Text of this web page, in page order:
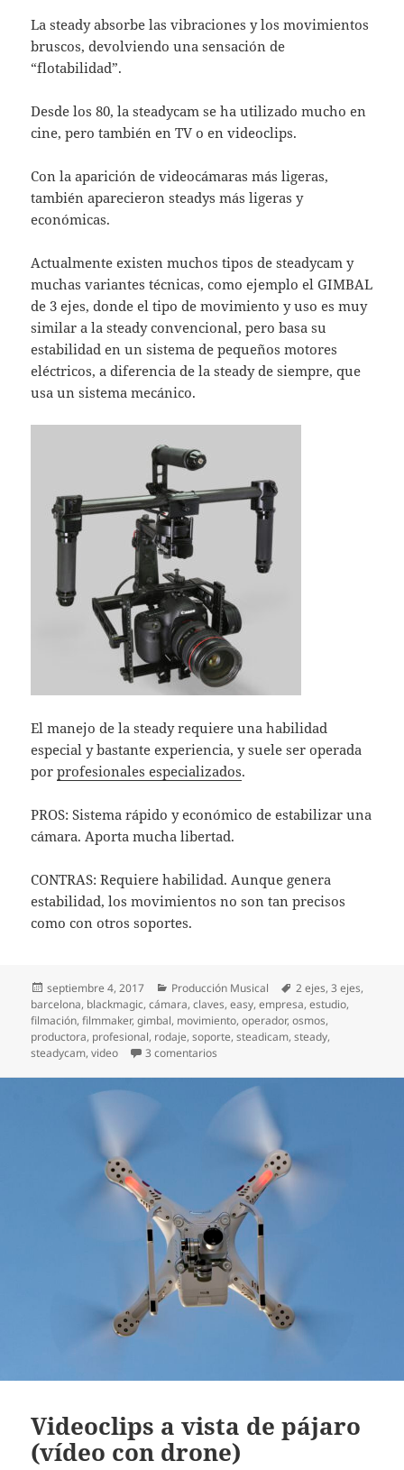
La steady absorbe las vibraciones y los movimientos
bruscos, devolviendo una sensación de
“flotabilidad”.
Desde los 80, la steadycam se ha utilizado mucho en
cine, pero también en TV o en videoclips.
Con la aparición de videocámaras más ligeras,
también aparecieron steadys más ligeras y
económicas.
Actualmente existen muchos tipos de steadycam y
muchas variantes técnicas, como ejemplo el GIMBAL
de 3 ejes, donde el tipo de movimiento y uso es muy
similar a la steady convencional, pero basa su
estabilidad en un sistema de pequeños motores
eléctricos, a diferencia de la steady de siempre, que
usa un sistema mecánico.
El manejo de la steady requiere una habilidad
especial y bastante experiencia, y suele ser operada
porprofesionales especializados.
PROS: Sistema rápido y económico de estabilizar una
cámara. Aporta mucha libertad.
CONTRAS: Requiere habilidad. Aunque genera
estabilidad, los movimientos no son tan precisos
como con otros soportes.
Publicado
el
septiembre 4, 2017 Categorías
Producción Musical Etiquetas
2 ejes,3 ejes,
barcelona, blackmagic,cámara,claves,easy,empresa,estudio,
filmación,filmmaker,gimbal, movimiento,operador,osmos,
productora, profesional, rodaje,soporte,steadicam,steady,
steadycam,video 3 comentarios
Videoclips a vista de pájaro
(vídeo con drone)